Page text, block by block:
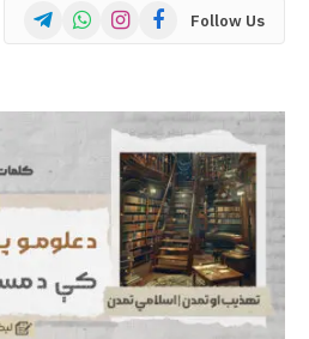
Follow Us
Facebook
Instagram
WhatsApp
Telegram